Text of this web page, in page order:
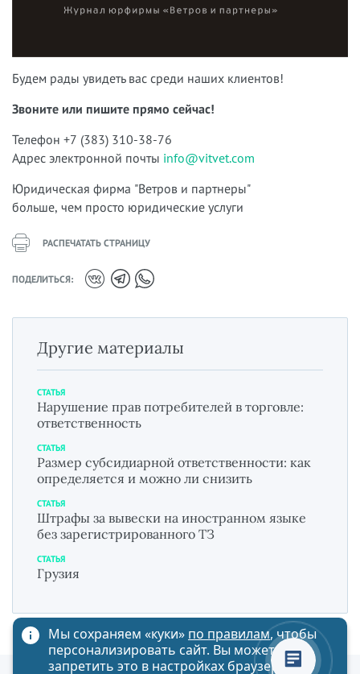
Будем рады увидеть вас среди наших клиентов!
Звоните или пишите прямо сейчас!
Телефон +7 (383) 310-38-76
Адрес электронной почты info@vitvet.com
Юридическая фирма "Ветров и партнеры"
больше, чем просто юридические услуги
РАСПЕЧАТАТЬ СТРАНИЦУ
ПОДЕЛИТЬСЯ:
Другие материалы
СТАТЬЯ
Нарушение прав потребителей в торговле:
ответственность
СТАТЬЯ
Размер субсидиарной ответственности: как
определяется и можно ли снизить
СТАТЬЯ
Штрафы за вывески на иностранном языке
без зарегистрированного ТЗ
СТАТЬЯ
Грузия
Мы сохраняем «куки» по правилам, чтобы
персонализировать сайт. Вы можете
запретить это в настройках браузера